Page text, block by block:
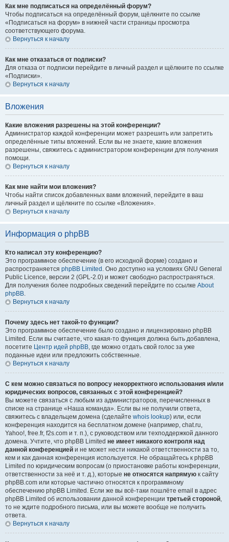
Как мне подписаться на определённый форум?
Чтобы подписаться на определённый форум, щёлкните по ссылке
«Подписаться на форум» в нижней части страницы просмотра
соответствующего форума.
Вернуться к началу
Как мне отказаться от подписки?
Для отказа от подписки перейдите в личный раздел и щёлкните по ссылке
«Подписки».
Вернуться к началу
Вложения
Какие вложения разрешены на этой конференции?
Администратор каждой конференции может разрешить или запретить
определённые типы вложений. Если вы не знаете, какие вложения
разрешены, свяжитесь с администратором конференции для получения
помощи.
Вернуться к началу
Как мне найти мои вложения?
Чтобы найти список добавленных вами вложений, перейдите в ваш
личный раздел и щёлкните по ссылке «Вложения».
Вернуться к началу
Информация о phpBB
Кто написал эту конференцию?
Это программное обеспечение (в его исходной форме) создано и
распространяется phpBB Limited . Оно доступно на условиях GNU General
Public Licence, версии 2 (GPL-2.0) и может свободно распространяться.
Для получения более подробных сведений перейдите по ссылке About
phpBB.
Вернуться к началу
Почему здесь нет такой-то функции?
Это программное обеспечение было создано и лицензировано phpBB
Limited. Если вы считаете, что какая-то функция должна быть добавлена,
посетите Центр идей phpBB, где можно отдать свой голос за уже
поданные идеи или предложить собственные.
Вернуться к началу
С кем можно связаться по вопросу некорректного использования и/или
юридических вопросов, связанных с этой конференцией?
Вы можете связаться с любым из администраторов, перечисленных в
списке на странице «Наша команда». Если вы не получили ответа,
свяжитесь с владельцем домена (сделайте whois lookup) или, если
конференция находится на бесплатном домене (например, chat.ru,
Yahoo!, free.fr, f2s.com и т. п.), с руководством или техподдержкой данного
домена. Учтите, что phpBB Limited не имеет никакого контроля над
данной конференцией и не может нести никакой ответственности за то,
кем и как данная конференция используется. Не обращайтесь к phpBB
Limited по юридическим вопросам (о приостановке работы конференции,
ответственности за неё и т. д.), которые не относятся напрямую к сайту
phpBB.com или которые частично относятся к программному
обеспечению phpBB Limited. Если же вы всё-таки пошлёте email в адрес
phpBB Limited об использовании данной конференции третьей стороной,
то не ждите подробного письма, или вы можете вообще не получить
ответа.
Вернуться к началу